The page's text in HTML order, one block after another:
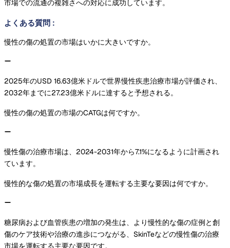
市場での流通の複雑さへの対応に成功しています。
よくある質問 :
慢性の傷の処置の市場はいかに大きいですか。
2025年のUSD 16.63億米ドルで世界慢性疾患治療市場が評価され、
2032年までに27.23億米ドルに達すると予想される。
慢性の傷の処置の市場のCATGは何ですか。
慢性傷の治療市場は、2024-2031年から7.1%になるように計画され
ています。
慢性的な傷の処置の市場成長を運転する主要な要因は何ですか。
糖尿病および血管疾患の増加の発生は、より慢性的な傷の症例と創
傷のケア技術や治療の進歩につながる、SkinTeなどの慢性傷の治療
市場を運転する主要な要因です。